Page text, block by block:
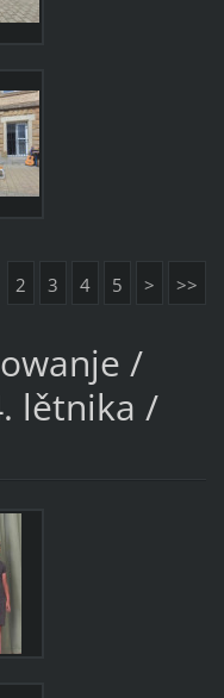
2 3 4 5 > >>
/
lětnika /